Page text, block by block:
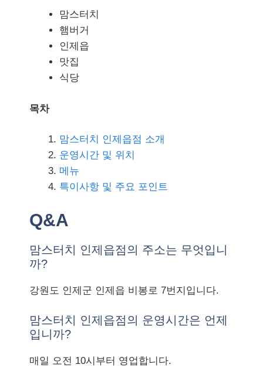
맘스터치
햄버거
인제읍
맛집
식당
목차
맘스터치 인제읍점 소개
운영시간 및 위치
메뉴
특이사항 및 주요 포인트
Q&A
맘스터치 인제읍점의 주소는 무엇입니
까?
강원도 인제군 인제읍 비봉로 7번지입니다.
맘스터치 인제읍점의 운영시간은 언제
입니까?
매일 오전 10시부터 영업합니다.